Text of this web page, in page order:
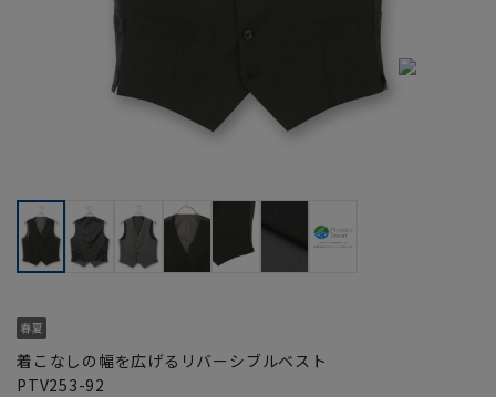
着こなしの幅を広げるリバーシブルベスト
PTV253-92